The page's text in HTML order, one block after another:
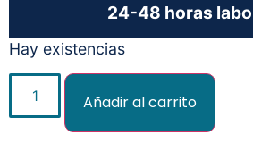
24-48 horas
Hay existencias
Añadir al carrito